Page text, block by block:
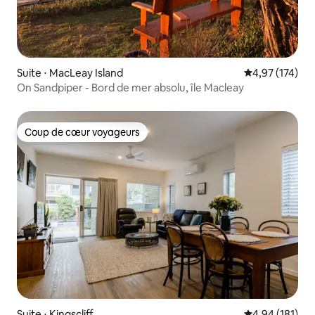
Suite ⋅ MacLeay Island Évaluation
4,97 (174)
On Sandpiper - Bord de mer absolu, île Macleay
Coup de cœur voyageurs
Coup de cœur voyageurs